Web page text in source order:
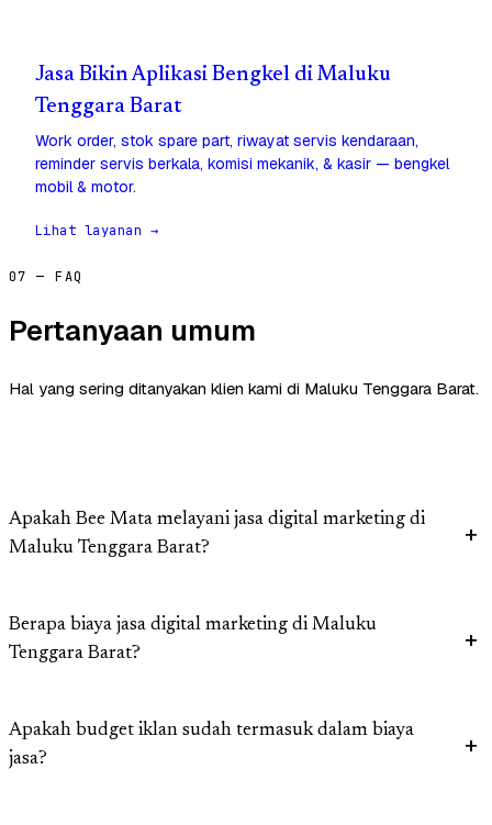
Jasa Bikin Aplikasi Bengkel di Maluku
Tenggara Barat
Work order, stok spare part, riwayat servis kendaraan,
reminder servis berkala, komisi mekanik, & kasir — bengkel
mobil & motor.
Lihat layanan →
07 — FAQ
Pertanyaan umum
Hal yang sering ditanyakan klien kami di Maluku Tenggara Barat.
Apakah Bee Mata melayani jasa digital marketing di
Maluku Tenggara Barat?
Berapa biaya jasa digital marketing di Maluku
Tenggara Barat?
Apakah budget iklan sudah termasuk dalam biaya
jasa?